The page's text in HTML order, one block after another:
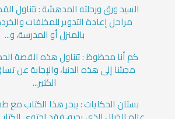
السيد ورق ورحلته المدهشة : تتناول
مراحل إعادة التدوير للمخلفات
بالمنزل أو المدرسة، و...
كم أنا محظوظ : تتناول هذه القصة
مجيئنا إلى هذه الدنيا، والإجابة عن
الكثير...
بستان الحكايات : يبحر هذا الكتاب